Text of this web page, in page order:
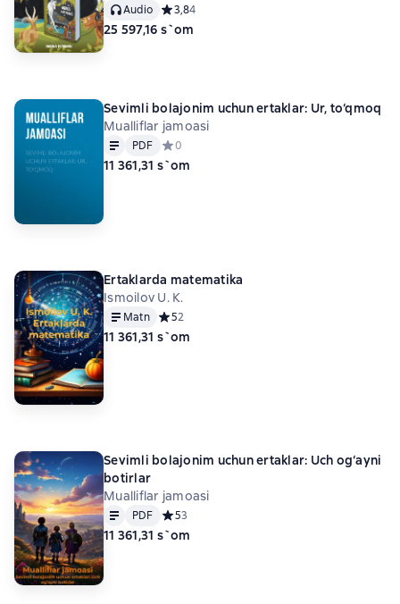
Audio Средний рейтинг 3,8 на основе 4 оценок
3,84
25 597,16 s`om
Sеvimli bolajonim uchun ertaklar: Ur, to‘qmoq
Mualliflar jamoasi
Matn PDF
PDF Средний рейтинг 0 на основе 0 оценок
0
11 361,31 s`om
Ertaklarda matematika
Ismoilov U. K.
Matn Средний рейтинг 5 на основе 2 оценок
52
11 361,31 s`om
Sevimli bolajonim uchun ertaklar: Uch og‘ayni
botirlar
Mualliflar jamoasi
Matn PDF
PDF Средний рейтинг 5 на основе 3 оценок
53
11 361,31 s`om